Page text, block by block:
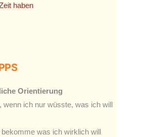
haben
Orientierung
wenn ich nur wüsste, was ich will
was ich wirklich will